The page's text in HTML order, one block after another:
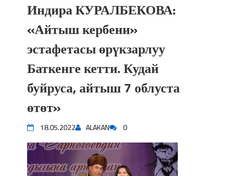
Индира КУРАЛБЕКОВА:
«Айтыш кербени»
эстафетасы өрүкзарлуу
Баткенге кетти. Кудай
буйруса, айтыш 7 облуста
өтөт»
18.05.2022 ALAKAN 0